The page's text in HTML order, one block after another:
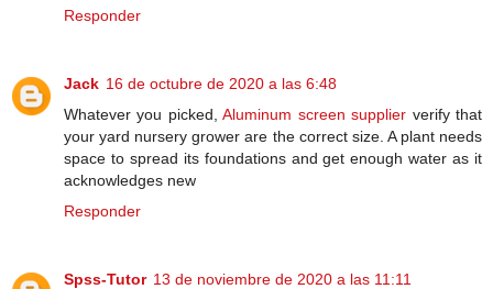
Responder
Jack 16 de octubre de 2020 a las 6:48
Whatever you picked,Aluminum screen supplier verify that
your yard nursery grower are the correct size. A plant needs
space to spread its foundations and get enough water as it
acknowledges new
Responder
Spss-Tutor 13 de noviembre de 2020 a las 11:11